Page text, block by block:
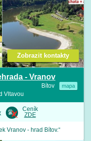
- Vranov
Bítov mapa
Vltavou
Zobrazit kontakty
Ceník
ZDE
Vranov - hrad Bítov.“